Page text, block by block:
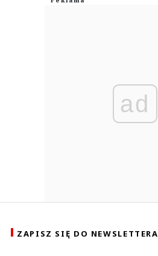
ad
ZAPISZ SIĘ DO NEWSLETTERA